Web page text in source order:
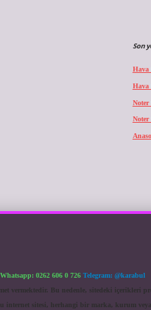
Son
Hava
Hava
Noter
Noter
Whatsapp: 0262 606 0 726 Telegram: @karabul
vermektedir. Bu nedenle, sitedeki içerikleri
sitesi, herhangi bir marka, kurum